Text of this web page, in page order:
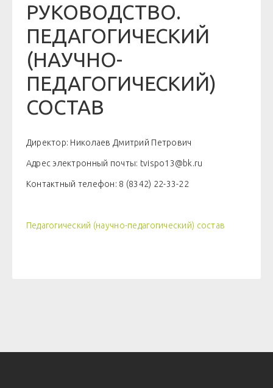
РУКОВОДСТВО.
ПЕДАГОГИЧЕСКИЙ
(НАУЧНО-
ПЕДАГОГИЧЕСКИЙ)
СОСТАВ
Директор: Николаев Дмитрий Петрович
Адрес электронный почты: tvispo13@bk.ru
Контактный телефон: 8 (8342) 22-33-22
Педагогический (научно-педагогический) состав